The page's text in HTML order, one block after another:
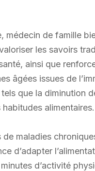
médecin de famille
les savoirs
ainsi que
âgées issues de
que la diminution
alimentaires.
maladies
d’adapter
d’activité